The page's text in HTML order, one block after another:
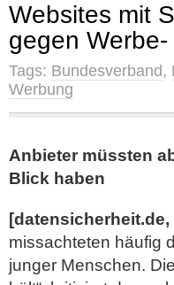
Websites mit
gegen
Tags: Bundesverband,
Werbung
Anbieter müssten
Blick haben
[datensicherheit.de,
missachteten häufig
junger Menschen.